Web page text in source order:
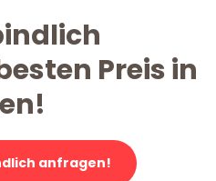
Preis in
anfragen!